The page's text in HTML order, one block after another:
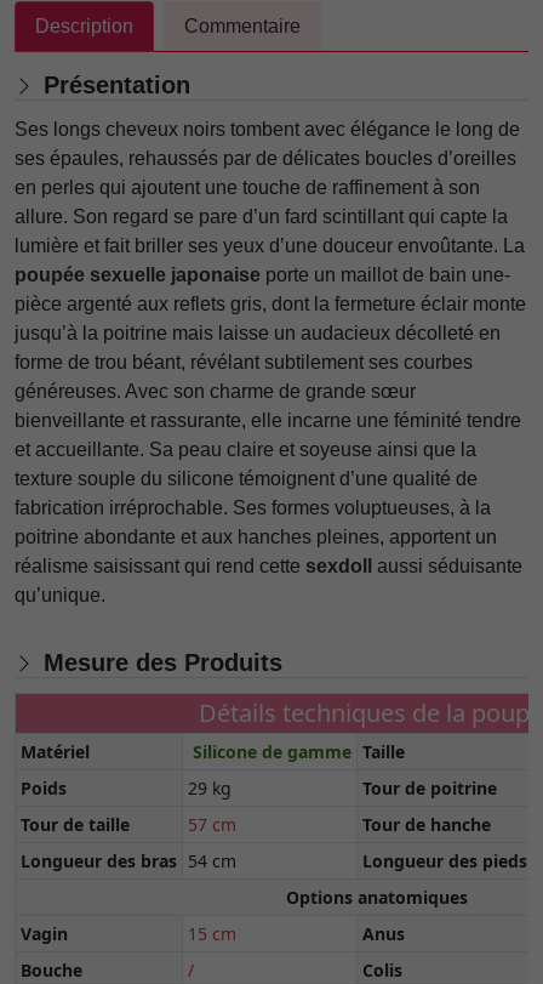
Description Commentaire
Présentation
Ses longs cheveux noirs tombent avec élégance le long de
ses épaules, rehaussés par de délicates boucles d’oreilles
en perles qui ajoutent une touche de raffinement à son
allure. Son regard se pare d’un fard scintillant qui capte la
lumière et fait briller ses yeux d’une douceur envoûtante. La
poupée sexuelle japonaise porte un maillot de bain une-
pièce argenté aux reflets gris, dont la fermeture éclair monte
jusqu’à la poitrine mais laisse un audacieux décolleté en
forme de trou béant, révélant subtilement ses courbes
généreuses. Avec son charme de grande sœur
bienveillante et rassurante, elle incarne une féminité tendre
et accueillante. Sa peau claire et soyeuse ainsi que la
texture souple du silicone témoignent d’une qualité de
fabrication irréprochable. Ses formes voluptueuses, à la
poitrine abondante et aux hanches pleines, apportent un
réalisme saisissant qui rend cette sexdoll
aussi séduisante
qu’unique.
Mesure des Produits
Détails techniques de la
Matériel Silicone de gamme Taille
Poids
29 kg Tour de poitrine
Tour de taille
57 cm Tour de hanche
Longueur des bras 54 cm Longueur des pieds
Options anatomiques
Vagin
15 cm Anus
Bouche
/ Colis